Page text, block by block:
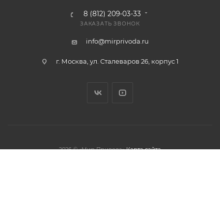
8 (812) 209-03-33
ЗАКАЗАТЬ ЗВОНОК
info@mirprivoda.ru
г. Москва, ул. Сталеваров 26, корпус 1
2026 © «Мир Привода» Карта сайта